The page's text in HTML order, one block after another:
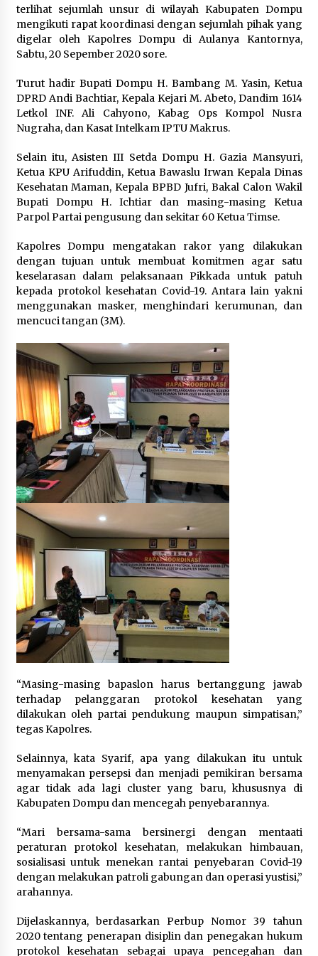
Pelarian terduga Otak Curanmor di Kecamatan
kempo, Berakhir di tangan Tim Opsnal Polsek
Kempo
3 minggu ago
Tim Opsnal Polsek Kempo Amankan salah satu
Terduga Curanmor yang sempat jadi DPO
selama Sepekan
3 minggu ago
Tim Opsnal Polsek Kempo Amankan salah satu
Terduga Curanmor yang sempat jadi DPO
selama Sepekan
3 minggu ago
Sekjen GTKN Desak Revisi PermenPANRB
Nasib PPPK Paruh Waktu di Tengah
Keterbatasan Fiskal Daerah
4 minggu ago
Polsek Pekat Kawal Aksi Petani Tebu Secara
Humanis, Dialog dengan PT SMS Hasilkan
Kesepakatan Awal Demi Menjaga Harkamtibmas
SATRESNARKOBA POLRES DOMPU AMANKAN
TERDUGA PELAKU NARKOTIKA DI KECAMATAN
KEMPO, BELASAN PAKET DIDUGA SABU DISITA
1 bulan ago
terlihat sejumlah unsur di wilayah Kabupaten Dompu
mengikuti rapat koordinasi dengan sejumlah pihak yang
digelar oleh Kapolres Dompu di Aulanya Kantornya,
Sabtu, 20 Sepember 2020 sore.
Turut hadir Bupati Dompu H. Bambang M. Yasin, Ketua
DPRD Andi Bachtiar, Kepala Kejari M. Abeto, Dandim 1614
Letkol INF. Ali Cahyono, Kabag Ops Kompol Nusra
Nugraha, dan Kasat Intelkam IPTU Makrus.
Selain itu, Asisten III Setda Dompu H. Gazia Mansyuri,
Ketua KPU Arifuddin, Ketua Bawaslu Irwan Kepala Dinas
Kesehatan Maman, Kepala BPBD Jufri, Bakal Calon Wakil
Bupati Dompu H. Ichtiar dan masing-masing Ketua
Parpol Partai pengusung dan sekitar 60 Ketua Timse.
Kapolres Dompu mengatakan rakor yang dilakukan
dengan tujuan untuk membuat komitmen agar satu
keselarasan dalam pelaksanaan Pikkada untuk patuh
kepada protokol kesehatan Covid-19. Antara lain yakni
menggunakan masker, menghindari kerumunan, dan
mencuci tangan (3M).
“Masing-masing bapaslon harus bertanggung jawab
terhadap pelanggaran protokol kesehatan yang
dilakukan oleh partai pendukung maupun simpatisan,”
tegas Kapolres.
Selainnya, kata Syarif, apa yang dilakukan itu untuk
menyamakan persepsi dan menjadi pemikiran bersama
agar tidak ada lagi cluster yang baru, khususnya di
Kabupaten Dompu dan mencegah penyebarannya.
“Mari bersama-sama bersinergi dengan mentaati
peraturan protokol kesehatan, melakukan himbauan,
sosialisasi untuk menekan rantai penyebaran Covid-19
dengan melakukan patroli gabungan dan operasi yustisi,”
arahannya.
Dijelaskannya, berdasarkan Perbup Nomor 39 tahun
2020 tentang penerapan disiplin dan penegakan hukum
protokol kesehatan sebagai upaya pencegahan dan